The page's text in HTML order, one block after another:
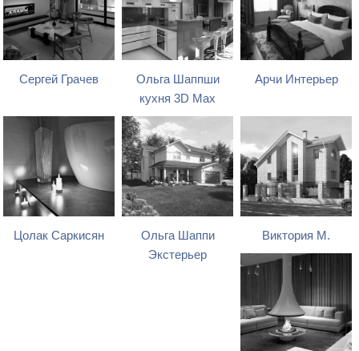
Сергей Грачев
Ольга Шаппши
кухня 3D Max
Арчи Интерьер
Цолак Саркисян
Ольга Шаппи
Экстерьер
Виктория М.